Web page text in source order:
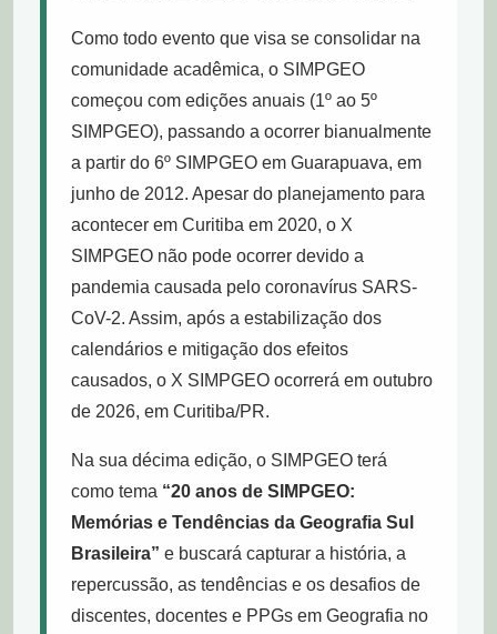
Como todo evento que visa se consolidar na
comunidade acadêmica, o SIMPGEO
começou com edições anuais (1º ao 5º
SIMPGEO), passando a ocorrer bianualmente
a partir do 6º SIMPGEO em Guarapuava, em
junho de 2012. Apesar do planejamento para
acontecer em Curitiba em 2020, o X
SIMPGEO não pode ocorrer devido a
pandemia causada pelo coronavírus SARS-
CoV-2. Assim, após a estabilização dos
calendários e mitigação dos efeitos
causados, o X SIMPGEO ocorrerá em outubro
de 2026, em Curitiba/PR.
Na sua décima edição, o SIMPGEO terá
como tema “20 anos de SIMPGEO:
Memórias e Tendências da Geografia Sul
Brasileira” e buscará capturar a história, a
repercussão, as tendências e os desafios de
discentes, docentes e PPGs em Geografia no